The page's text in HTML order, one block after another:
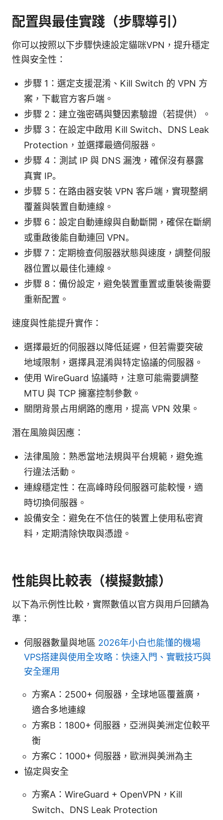
配置與最佳實踐（步驟導引）
你可以按照以下步驟快速設定貓咪VPN，提升穩定
性與安全性：
步驟 1：選定支援混淆、Kill Switch 的 VPN 方
案，下載官方客戶端。
步驟 2：建立強密碼與雙因素驗證（若提供）。
步驟 3：在設定中啟用 Kill Switch、DNS Leak
Protection，並選擇最適伺服器。
步驟 4：測試 IP 與 DNS 漏洩，確保沒有暴露
真實 IP。
步驟 5：在路由器安裝 VPN 客戶端，實現整網
覆蓋與裝置自動連線。
步驟 6：設定自動連線與自動斷開，確保在斷網
或重啟後能自動連回 VPN。
步驟 7：定期檢查伺服器狀態與速度，調整伺服
器位置以最佳化連線。
步驟 8：備份設定，避免裝置重置或重裝後需要
重新配置。
速度與性能提升實作：
選擇最近的伺服器以降低延遲，但若需要突破
地域限制，選擇具混淆與特定協議的伺服器。
使用 WireGuard 協議時，注意可能需要調整
MTU 與 TCP 擁塞控制參數。
關閉背景占用網路的應用，提高 VPN 效果。
潛在風險與因應：
法律風險：熟悉當地法規與平台規範，避免進
行違法活動。
連線穩定性：在高峰時段伺服器可能較慢，適
時切換伺服器。
設備安全：避免在不信任的裝置上使用私密資
料，定期清除快取與憑證。
性能與比較表（模擬數據）
以下為示例性比較，實際數值以官方與用戶回饋為
準：
伺服器數量與地區 2026年小白也能懂的機場
VPS搭建與使用全攻略：快速入門、實戰技巧與
安全運用
方案A：2500+ 伺服器，全球地區覆蓋廣，
適合多地連線
方案B：1800+ 伺服器，亞洲與美洲定位較平
衡
方案C：1000+ 伺服器，歐洲與美洲為主
協定與安全
方案A：WireGuard + OpenVPN，Kill
Switch、DNS Leak Protection